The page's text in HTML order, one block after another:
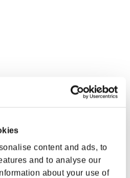
content and ads, to
and to analyse our
about your use of